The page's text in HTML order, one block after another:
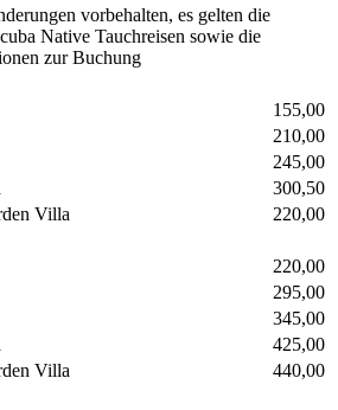
vorbehalten, es gelten die
Native Tauchreisen sowie die
zur Buchung
155,00
210,00
245,00
300,50
Villa
220,00
220,00
295,00
345,00
425,00
Villa
440,00